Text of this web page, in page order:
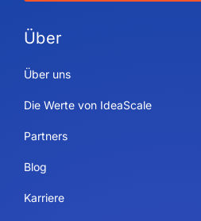
Über
Über uns
Die Werte von IdeaScale
Partners
Blog
Karriere